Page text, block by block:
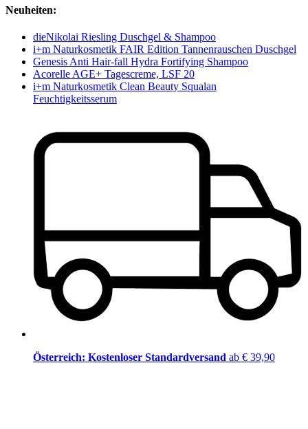
Neuheiten:
dieNikolai Riesling Duschgel & Shampoo
i+m Naturkosmetik FAIR Edition Tannenrauschen Duschgel
Genesis Anti Hair-fall Hydra Fortifying Shampoo
Acorelle AGE+ Tagescreme, LSF 20
i+m Naturkosmetik Clean Beauty Squalan
Feuchtigkeitsserum
Österreich: Kostenloser Standardversand ab € 39,90